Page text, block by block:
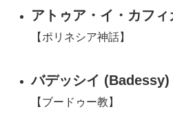
アトゥア・イ・カフ
【ポリネシア神話】
バデッシイ (Badessy)
【ブードゥー教】